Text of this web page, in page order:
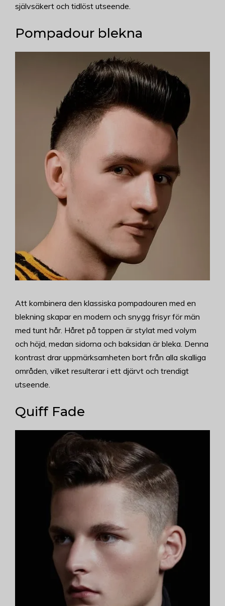
självsäkert och tidlöst utseende.
Pompadour blekna
Att kombinera den klassiska pompadouren med en
blekning skapar en modern och snygg frisyr för män
med tunt hår. Håret på toppen är stylat med volym
och höjd, medan sidorna och baksidan är bleka. Denna
kontrast drar uppmärksamheten bort från alla skalliga
områden, vilket resulterar i ett djärvt och trendigt
utseende.
Quiff Fade